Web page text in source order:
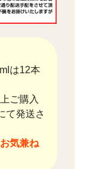
は12本
ご購入
て発送さ
気兼ね